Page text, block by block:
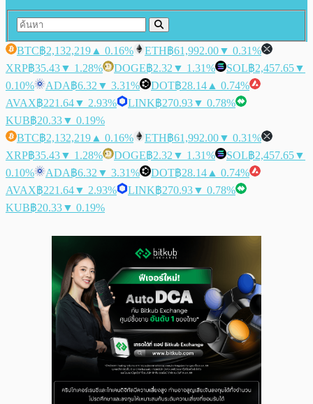
BTC฿2,132,219 ▲ 0.16% ETH฿61,992.00▼ 0.31%
XRP฿35.43▼ 1.28% DOGE฿2.32 ▼ 1.31% SOL฿2,457.65▼
0.10%
ADA฿6.32 ▼ 3.31% DOT฿28.14 ▲ 0.74%
AVAX฿221.64▼ 2.93% LINK฿270.93▼ 0.78%
KUB฿20.33▼ 0.19%
BTC฿2,132,219 ▲ 0.16% ETH฿61,992.00▼ 0.31%
XRP฿35.43▼ 1.28% DOGE฿2.32 ▼ 1.31% SOL฿2,457.65▼
0.10%
ADA฿6.32 ▼ 3.31% DOT฿28.14 ▲ 0.74%
AVAX฿221.64▼ 2.93% LINK฿270.93▼ 0.78%
KUB฿20.33▼ 0.19%